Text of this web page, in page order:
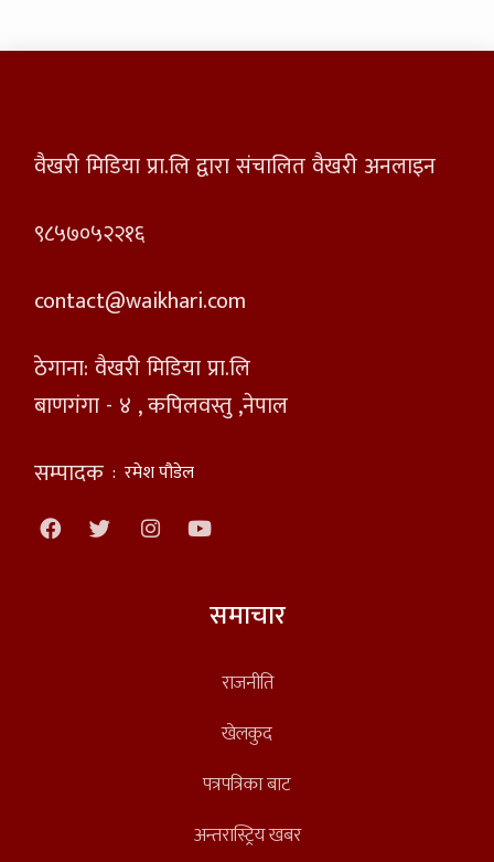
वैखरी मिडिया प्रा.लि द्वारा संचालित वैखरी अनलाइन
९८५७०५२२१६
contact@waikhari.com
ठेगाना: वैखरी मिडिया प्रा.लि
बाणगंगा - ४ , कपिलवस्तु ,नेपाल
सम्पादक : रमेश पौडेल
समाचार
राजनीति
खेलकुद
पत्रपत्रिका बाट
अन्तरास्ट्रिय खबर